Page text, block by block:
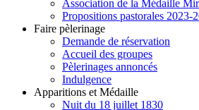
Association de la Médaille
Propositions pastorales 2023-
Faire pèlerinage
Demande de réservation
Accueil des groupes
Pèlerinages annoncés
Indulgence
Apparitions et Médaille
Nuit du 18 juillet 1830